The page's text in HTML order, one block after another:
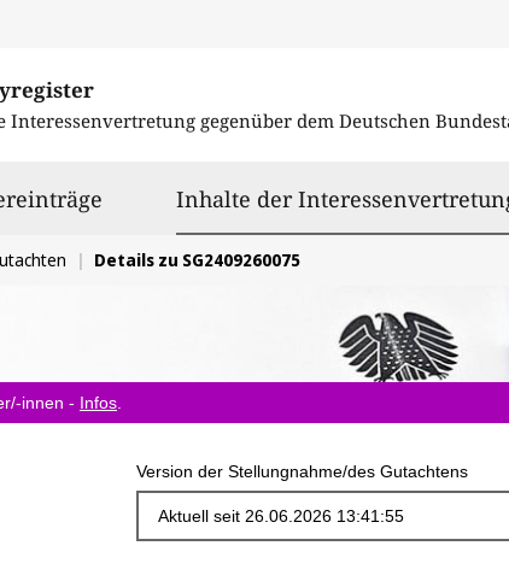
Interessenvertretung gegenüber dem Deutschen
Inhalte der
Details zu SG2409260075
innen - Infos
Version der Stellungnahme/des Gutachtens